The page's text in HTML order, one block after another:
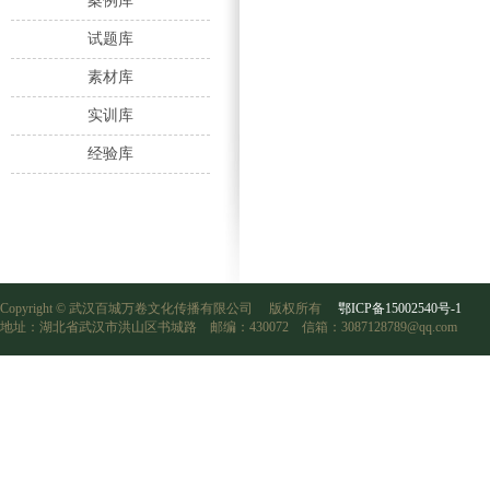
试题库
素材库
实训库
经验库
Copyright © 武汉百城万卷文化传播有限公司 版权所有 鄂ICP备15002540号-1
地址：湖北省武汉市洪山区书城路 邮编：430072 信箱：3087128789@qq.com